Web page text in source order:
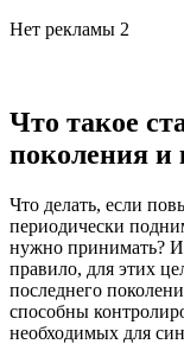
Нет рекламы 2
Что такое
поколения и
Что делать, если
периодически
нужно принимать?
правило, для этих
последнего
способны
необходимых для